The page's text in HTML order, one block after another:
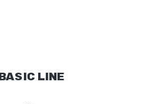
LINE